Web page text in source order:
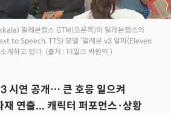
일레븐랩스 GTM(오른쪽)이 일레븐랩스의
to Speech, TTS) 모델 ‘일레븐 v3 알파(Eleven
개하고 있다. (출처 : 더밀크 박원익 )
시연 공개… 큰 호응 일으켜
재 연출... 캐릭터 퍼포먼스·상황